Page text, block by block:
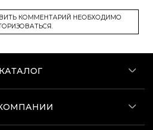
КОММЕНТАРИЙ НЕОБХОДИМО
КАТАЛОГ